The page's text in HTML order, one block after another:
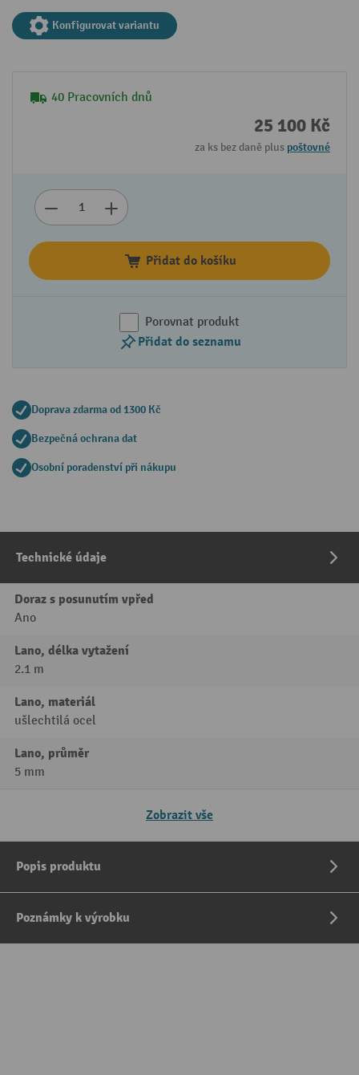
Konfigurovat variantu
40 Pracovních dnů
25 100 Kč
za ks bez daně plus poštovné
Přidat do košíku
Porovnat produkt
Přidat do seznamu
Doprava zdarma od 1300 Kč
Bezpečná ochrana dat
Osobní poradenství při nákupu
Technické údaje
Doraz s posunutím vpřed
Ano
Lano, délka vytažení
2.1 m
Lano, materiál
ušlechtilá ocel
Lano, průměr
5 mm
Zobrazit vše
Popis produktu
Poznámky k výrobku